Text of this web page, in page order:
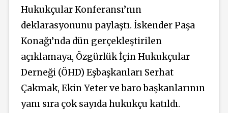
Hukukçular Konferansı’nın
deklarasyonunu paylaştı. İskender Paşa
Konağı’nda dün gerçekleştirilen
açıklamaya, Özgürlük İçin Hukukçular
Derneği (ÖHD) Eşbaşkanları Serhat
Çakmak, Ekin Yeter ve baro başkanlarının
yanı sıra çok sayıda hukukçu katıldı.